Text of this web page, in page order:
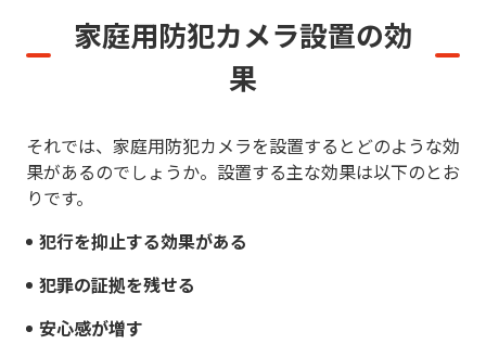
家庭用防犯カメラ設置の効
果
それでは、家庭用防犯カメラを設置するとどのような効
果があるのでしょうか。設置する主な効果は以下のとお
りです。
犯行を抑止する効果がある
犯罪の証拠を残せる
安心感が増す